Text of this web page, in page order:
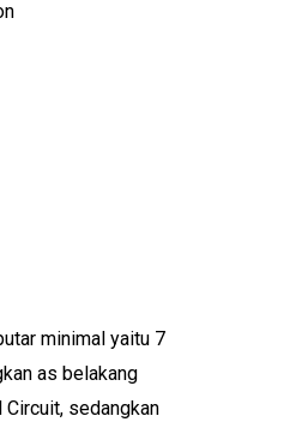
minimal yaitu 7
as belakang
sedangkan